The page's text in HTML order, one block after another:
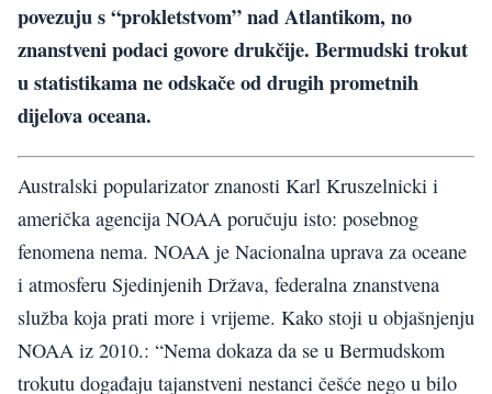
povezuju s “prokletstvom” nad Atlantikom, no
znanstveni podaci govore drukčije. Bermudski trokut
u statistikama ne odskače od drugih prometnih
dijelova oceana.
Australski popularizator znanosti Karl Kruszelnicki i
američka agencija NOAA poručuju isto: posebnog
fenomena nema. NOAA je Nacionalna uprava za oceane
i atmosferu Sjedinjenih Država, federalna znanstvena
služba koja prati more i vrijeme. Kako stoji u objašnjenju
NOAA iz 2010.: “Nema dokaza da se u Bermudskom
trokutu događaju tajanstveni nestanci češće nego u bilo